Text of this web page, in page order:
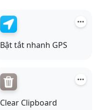
Bật tắt nhanh GPS
Clear Clipboard